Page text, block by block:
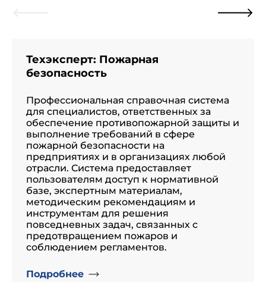
Техэксперт: Пожарная
безопасность
Профессиональная справочная система
для специалистов, ответственных за
обеспечение противопожарной защиты и
выполнение требований в сфере
пожарной безопасности на
предприятиях и в организациях любой
отрасли. Система предоставляет
пользователям доступ к нормативной
базе, экспертным материалам,
методическим рекомендациям и
инструментам для решения
повседневных задач, связанных с
предотвращением пожаров и
соблюдением регламентов.
Подробнее